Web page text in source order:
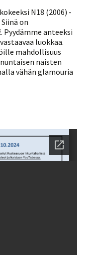
N18 (2006) -
on
Pyydämme anteeksi
luokkaa.
mahdollisuus
naisten
vähän glamouria